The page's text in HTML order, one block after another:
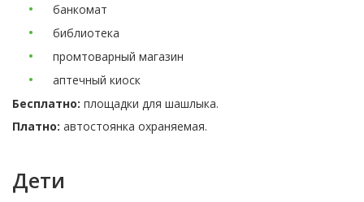
банкомат
библиотека
промтоварный магазин
аптечный киоск
Бесплатно: площадки для шашлыка.
Платно: автостоянка охраняемая.
Дети